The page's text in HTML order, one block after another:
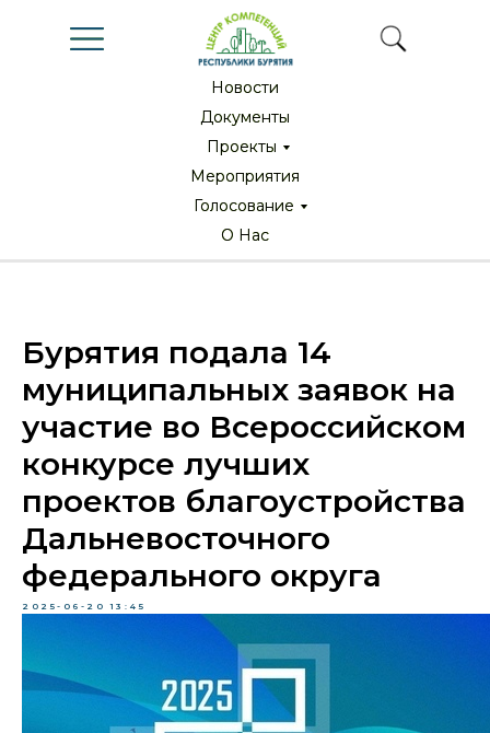
Новости
Новости
Документы
Документы
Мероприятия
Мероприятия
Проекты
Проекты
О Нас
О Нас
Голосование
Голосование
Бурятия подала 14
муниципальных заявок на
участие во Всероссийском
конкурсе лучших
проектов благоустройства
Дальневосточного
федерального округа
2025-06-20 13:45